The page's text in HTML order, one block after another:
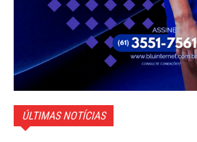
ÚLTIMAS NOTÍCIAS